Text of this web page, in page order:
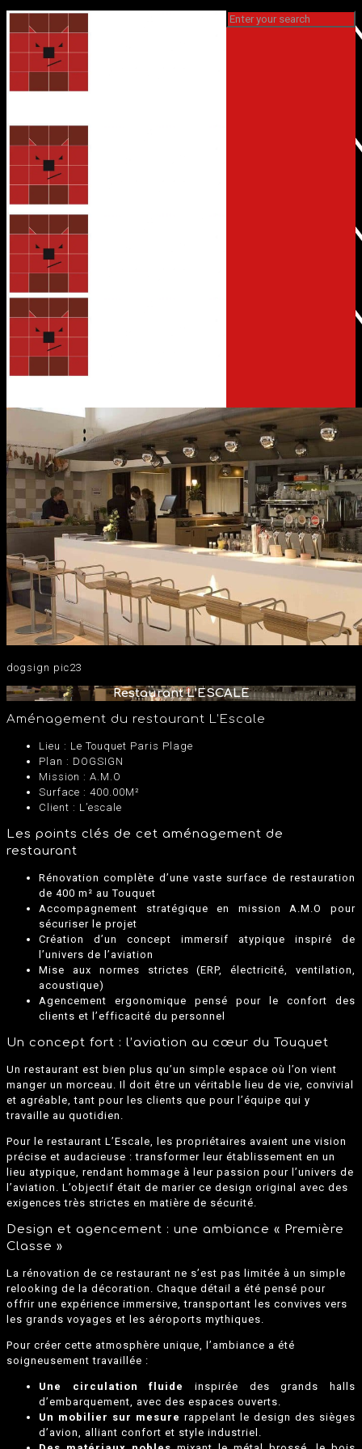
dogsign pic23
Restaurant L’ESCALE
Aménagement du restaurant L’Escale
Lieu : Le Touquet Paris Plage
Plan : DOGSIGN
Mission : A.M.O
Surface : 400.00M²
Client : L’escale
Les points clés de cet aménagement de
restaurant
Rénovation complète d’une vaste surface de restauration
de 400 m² au Touquet
Accompagnement stratégique en mission A.M.O pour
sécuriser le projet
Création d’un concept immersif atypique inspiré de
l’univers de l’aviation
Mise aux normes strictes (ERP, électricité, ventilation,
acoustique)
Agencement ergonomique pensé pour le confort des
clients et l’efficacité du personnel
Un concept fort : l’aviation au cœur du Touquet
Un restaurant est bien plus qu’un simple espace où l’on vient
manger un morceau. Il doit être un véritable lieu de vie, convivial
et agréable, tant pour les clients que pour l’équipe qui y
travaille au quotidien.
Pour le restaurant L’Escale, les propriétaires avaient une vision
précise et audacieuse : transformer leur établissement en un
lieu atypique, rendant hommage à leur passion pour l’univers de
l’aviation. L’objectif était de marier ce design original avec des
exigences très strictes en matière de sécurité.
Design et agencement : une ambiance « Première
Classe »
La rénovation de ce restaurant ne s’est pas limitée à un simple
relooking de la décoration. Chaque détail a été pensé pour
offrir une expérience immersive, transportant les convives vers
les grands voyages et les aéroports mythiques.
Pour créer cette atmosphère unique, l’ambiance a été
soigneusement travaillée :
Une circulation fluide
inspirée des grands halls
d’embarquement, avec des espaces ouverts.
Un mobilier sur mesure rappelant le design des sièges
d’avion, alliant confort et style industriel.